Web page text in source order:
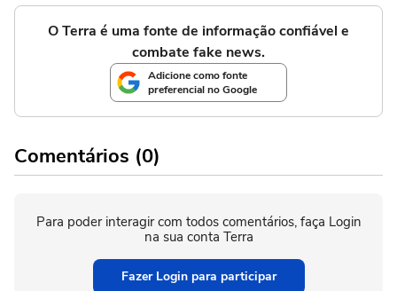
O Terra é uma fonte de informação confiável e
combate fake news.
Adicione como fonte
preferencial no Google
Comentários (0)
Para poder interagir com todos comentários, faça Login
na sua conta Terra
Fazer Login para participar